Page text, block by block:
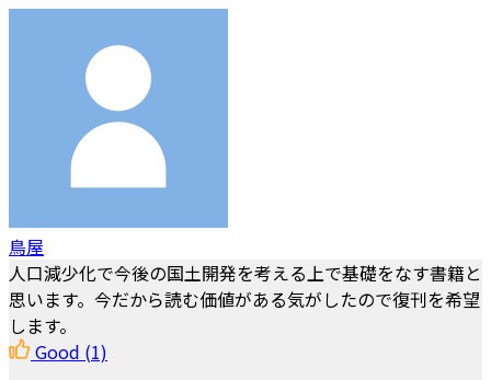
鳥屋
人口減少化で今後の国土開発を考える上で基礎をなす書籍と
思います。今だから読む価値がある気がしたので復刊を希望
します。
Good (1)